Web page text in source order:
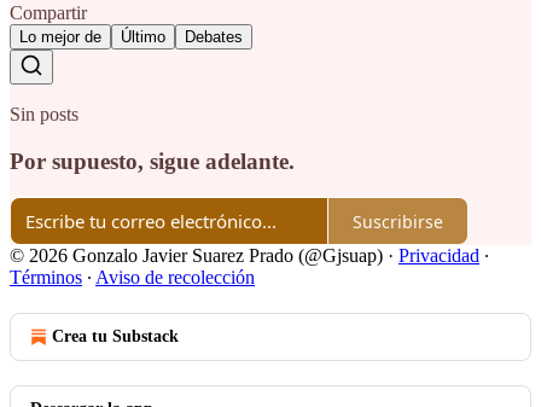
Compartir
Lo mejor de Último Debates
Sin posts
Por supuesto, sigue adelante.
Suscribirse
© 2026 Gonzalo Javier Suarez Prado (@Gjsuap) · Privacidad ∙
Términos ∙ Aviso de recolección
Crea tu Substack